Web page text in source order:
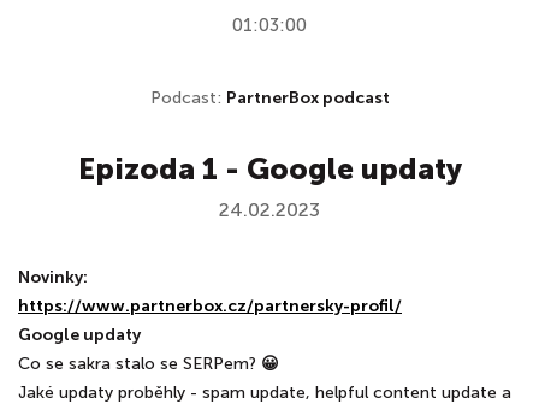
01:03:00
Podcast: PartnerBox podcast
Epizoda 1 - Google updaty
24.02.2023
Novinky:
https://www.partnerbox.cz/partnersky-profil/
Google updaty
Co se sakra stalo se SERPem? 😀
Jaké updaty proběhly - spam update, helpful content update a